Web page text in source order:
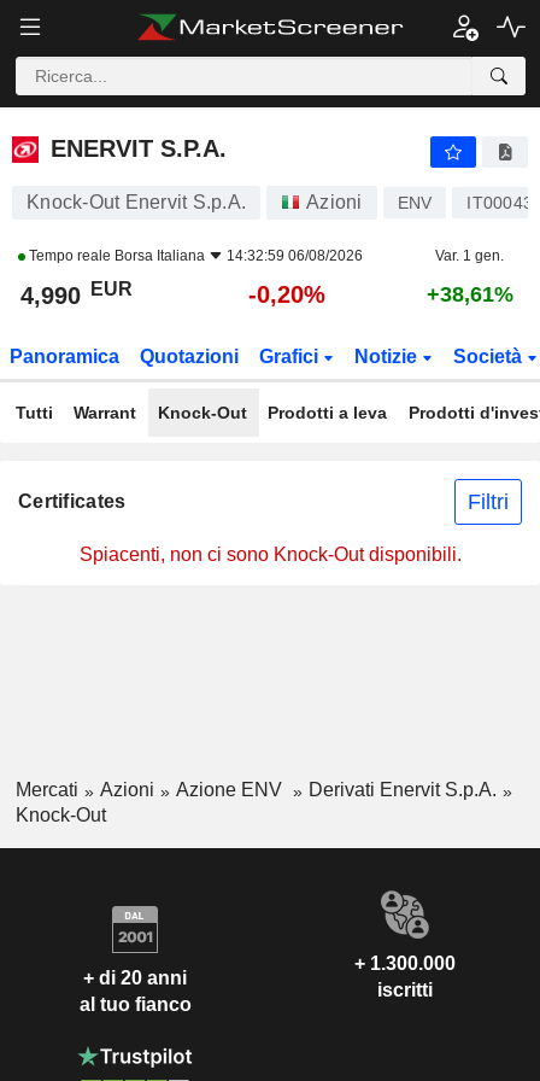
ENERVIT S.P.A.
ENERVIT S.P.A.
Knock-Out Enervit S.p.A. Azioni ENV
Tempo reale Borsa Italiana 14:32:59 06/08/2026 Var. 1 gen.
4,990 EUR -0,20% +38,61%
Panoramica Quotazioni Grafici Notizie Società
Tutti Warrant Knock-Out Prodotti a leva Prodotti
Certificates Filtri
Spiacenti, non ci sono Knock-Out disponibili.
Mercati Azioni Azione ENV
Derivati Enervit S.p.A.
Knock-Out
+ di 20 anni
al tuo fianco
+ 1.300.000
iscritti